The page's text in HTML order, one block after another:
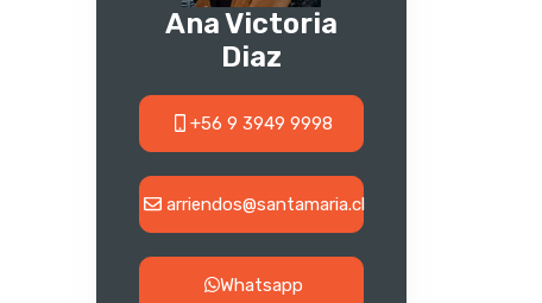
Ana Victoria
Diaz
+56 9 3949 9998
arriendos@santamaria.cl
Whatsapp